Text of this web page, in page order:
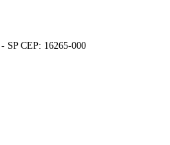
SP CEP: 16265-000